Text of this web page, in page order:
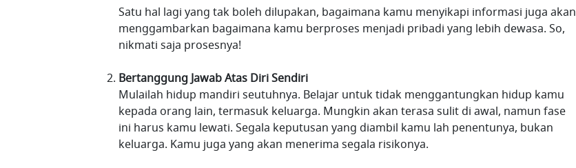
Satu hal lagi yang tak boleh dilupakan, bagaimana kamu menyikapi informasi juga akan
menggambarkan bagaimana kamu berproses menjadi pribadi yang lebih dewasa. So,
nikmati saja prosesnya!
Bertanggung Jawab Atas Diri Sendiri
Mulailah hidup mandiri seutuhnya. Belajar untuk tidak menggantungkan hidup kamu
kepada orang lain, termasuk keluarga. Mungkin akan terasa sulit di awal, namun fase
ini harus kamu lewati. Segala keputusan yang diambil kamu lah penentunya, bukan
keluarga. Kamu juga yang akan menerima segala risikonya.